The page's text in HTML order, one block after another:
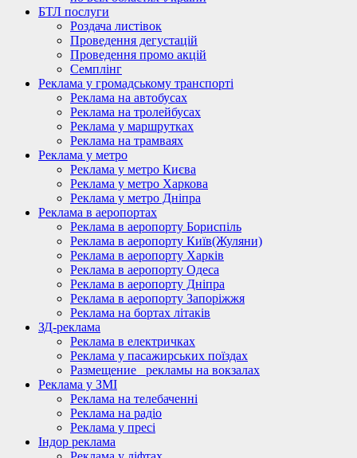
БТЛ послуги
Роздача листівок
Проведення дегустацій
Проведення промо акцій
Семплінг
Реклама у громадському транспорті
Реклама на автобусах
Реклама на тролейбусах
Реклама у маршрутках
Реклама на трамваях
Реклама у метро
Реклама у метро Києва
Реклама у метро Харкова
Реклама у метро Дніпра
Реклама в аеропортах
Реклама в аеропорту Бориспіль
Реклама в аеропорту Київ(Жуляни)
Реклама в аеропорту Харків
Реклама в аеропорту Одеса
Реклама в аеропорту Дніпра
Реклама в аеропорту Запоріжжя
Реклама на бортах літаків
ЗД-реклама
Реклама в електричках
Реклама у пасажирських поїздах
Размещение_ рекламы на вокзалах
Реклама у ЗМІ
Реклама на телебаченні
Реклама на радіо
Реклама у пресі
Індор реклама